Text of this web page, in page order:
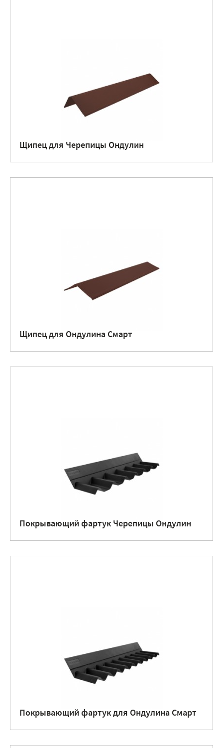
Щипец для Черепицы Ондулин
Щипец для Ондулина Смарт
Покрывающий фартук Черепицы Ондулин
Покрывающий фартук для Ондулина Смарт